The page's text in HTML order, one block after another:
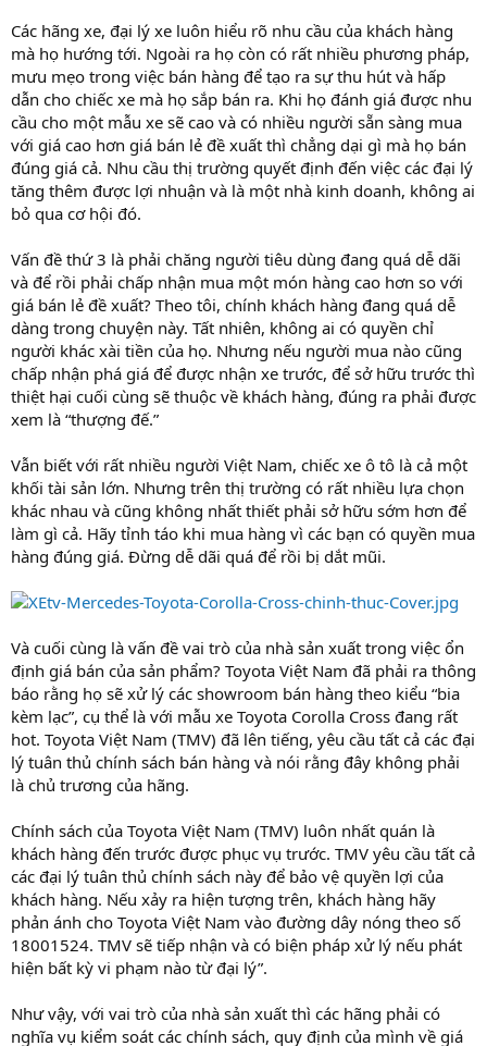
Các hãng xe, đại lý xe luôn hiểu rõ nhu cầu của khách hàng
mà họ hướng tới. Ngoài ra họ còn có rất nhiều phương pháp,
mưu mẹo trong việc bán hàng để tạo ra sự thu hút và hấp
dẫn cho chiếc xe mà họ sắp bán ra. Khi họ đánh giá được nhu
cầu cho một mẫu xe sẽ cao và có nhiều người sẵn sàng mua
với giá cao hơn giá bán lẻ đề xuất thì chẳng dại gì mà họ bán
đúng giá cả. Nhu cầu thị trường quyết định đến việc các đại lý
tăng thêm được lợi nhuận và là một nhà kinh doanh, không ai
bỏ qua cơ hội đó.
Vấn đề thứ 3 là phải chăng người tiêu dùng đang quá dễ dãi
và để rồi phải chấp nhận mua một món hàng cao hơn so với
giá bán lẻ đề xuất? Theo tôi, chính khách hàng đang quá dễ
dàng trong chuyện này. Tất nhiên, không ai có quyền chỉ
người khác xài tiền của họ. Nhưng nếu người mua nào cũng
chấp nhận phá giá để được nhận xe trước, để sở hữu trước thì
thiệt hại cuối cùng sẽ thuộc về khách hàng, đúng ra phải được
xem là “thượng đế.”
Vẫn biết với rất nhiều người Việt Nam, chiếc xe ô tô là cả một
khối tài sản lớn. Nhưng trên thị trường có rất nhiều lựa chọn
khác nhau và cũng không nhất thiết phải sở hữu sớm hơn để
làm gì cả. Hãy tỉnh táo khi mua hàng vì các bạn có quyền mua
hàng đúng giá. Đừng dễ dãi quá để rồi bị dắt mũi.
Và cuối cùng là vấn đề vai trò của nhà sản xuất trong việc ổn
định giá bán của sản phẩm? Toyota Việt Nam đã phải ra thông
báo rằng họ sẽ xử lý các showroom bán hàng theo kiểu “bia
kèm lạc”, cụ thể là với mẫu xe Toyota Corolla Cross đang rất
hot. Toyota Việt Nam (TMV) đã lên tiếng, yêu cầu tất cả các đại
lý tuân thủ chính sách bán hàng và nói rằng đây không phải
là chủ trương của hãng.
Chính sách của Toyota Việt Nam (TMV) luôn nhất quán là
khách hàng đến trước được phục vụ trước. TMV yêu cầu tất cả
các đại lý tuân thủ chính sách này để bảo vệ quyền lợi của
khách hàng. Nếu xảy ra hiện tượng trên, khách hàng hãy
phản ánh cho Toyota Việt Nam vào đường dây nóng theo số
18001524. TMV sẽ tiếp nhận và có biện pháp xử lý nếu phát
hiện bất kỳ vi phạm nào từ đại lý”.
Như vậy, với vai trò của nhà sản xuất thì các hãng phải có
nghĩa vụ kiểm soát các chính sách, quy định của mình về giá